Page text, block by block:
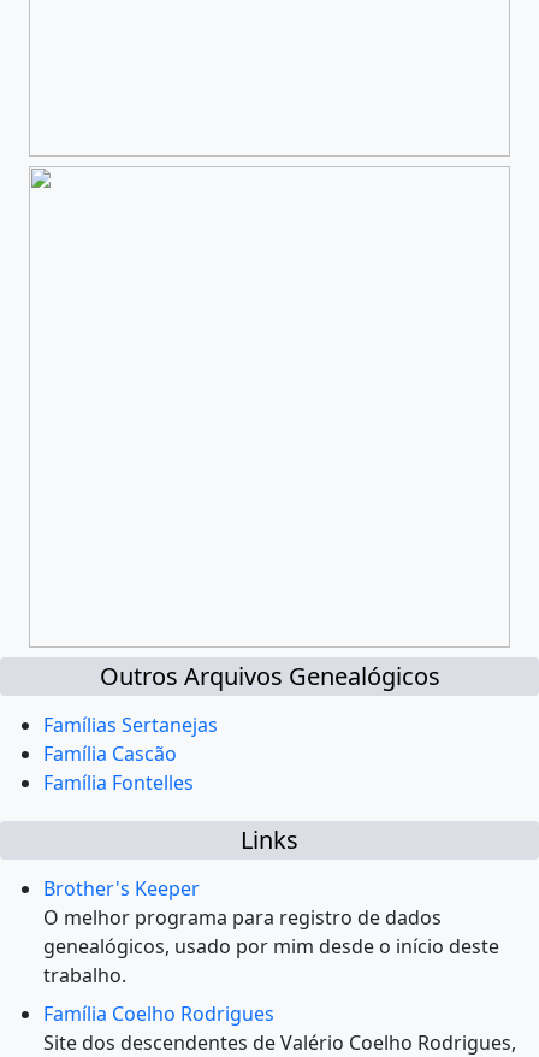
Outros Arquivos Genealógicos
Famílias Sertanejas
Família Cascão
Família Fontelles
Links
Brother's Keeper
O melhor programa para registro de dados
genealógicos, usado por mim desde o início deste
trabalho.
Família Coelho Rodrigues
Site dos descendentes de Valério Coelho Rodrigues,